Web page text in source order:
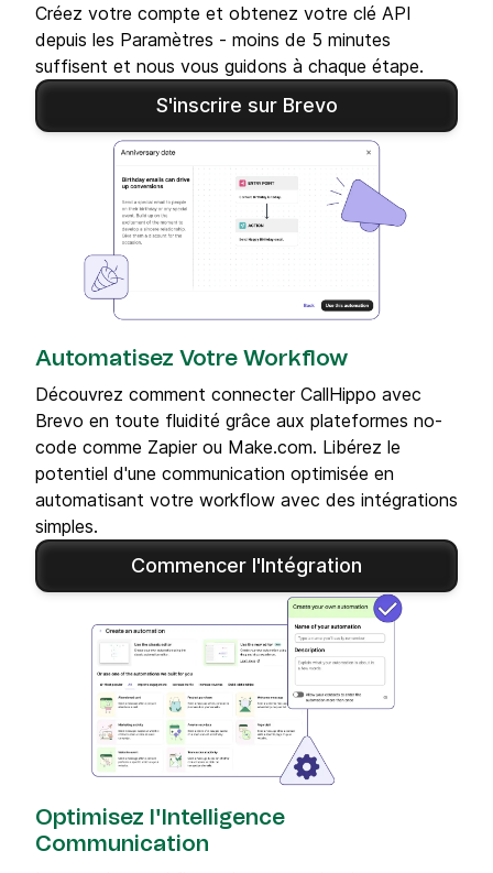
Créez votre compte et obtenez votre clé API
depuis les Paramètres - moins de 5 minutes
suffisent et nous vous guidons à chaque étape.
S'inscrire sur Brevo
Automatisez Votre Workflow
Découvrez comment connecter CallHippo avec
Brevo en toute fluidité grâce aux plateformes no-
code comme Zapier ou Make.com. Libérez le
potentiel d'une communication optimisée en
automatisant votre workflow avec des intégrations
simples.
Commencer l'Intégration
Optimisez l'Intelligence
Communication